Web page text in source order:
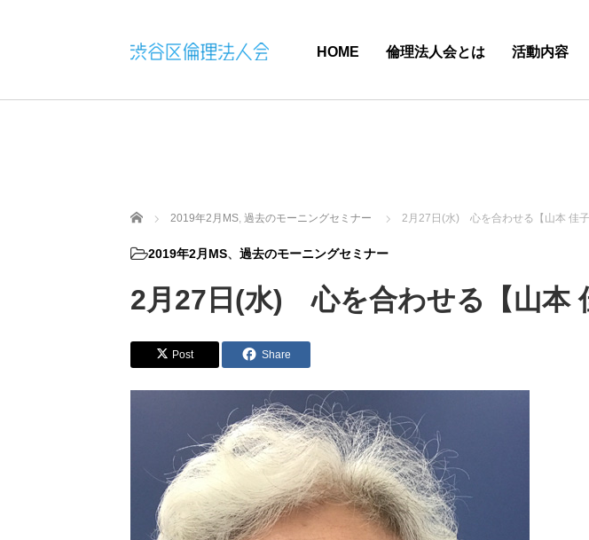
HOME 倫理法人会とは 活動内容
ホーム 2019年2月MS, 過去のモーニングセミナー 2月27日(水) 心を合わせる【山本 佳子
2019年2月MS、 過去のモーニングセミナー
2月27日(水) 心を合わせる【山本
Post Share